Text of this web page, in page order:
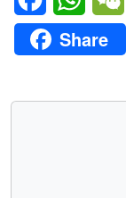
Share